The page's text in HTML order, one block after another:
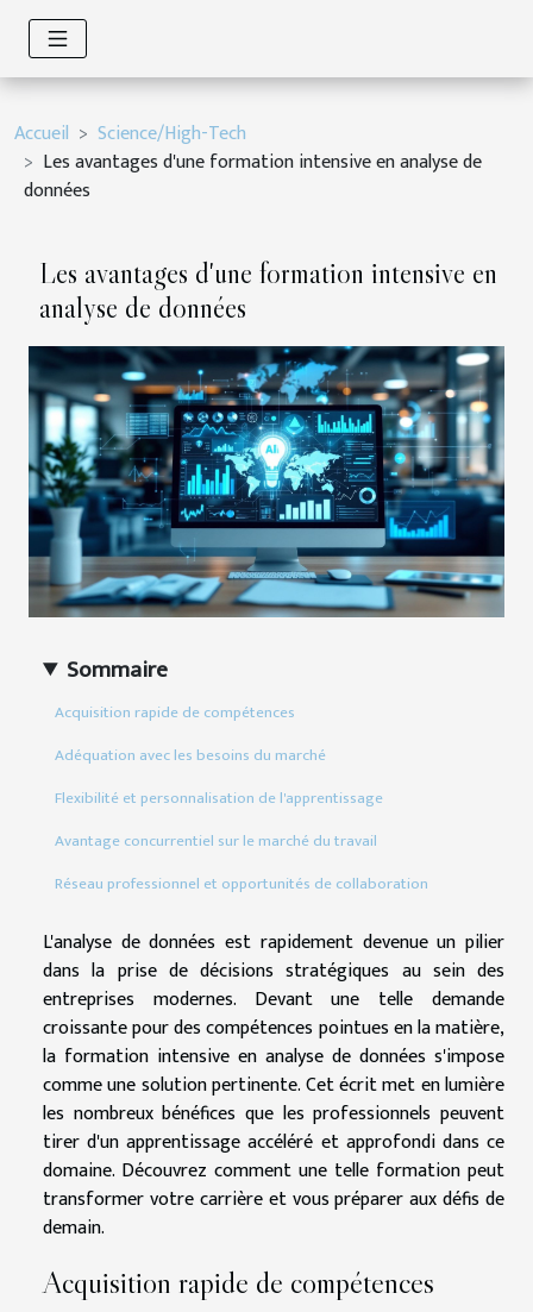
Accueil
Science/High-Tech
Les avantages d'une formation intensive en analyse de
données
Les avantages d'une formation intensive en
analyse de données
Sommaire
Acquisition rapide de compétences
Adéquation avec les besoins du marché
Flexibilité et personnalisation de l'apprentissage
Avantage concurrentiel sur le marché du travail
Réseau professionnel et opportunités de collaboration
L'analyse de données est rapidement devenue un pilier
dans la prise de décisions stratégiques au sein des
entreprises modernes. Devant une telle demande
croissante pour des compétences pointues en la matière,
la formation intensive en analyse de données s'impose
comme une solution pertinente. Cet écrit met en lumière
les nombreux bénéfices que les professionnels peuvent
tirer d'un apprentissage accéléré et approfondi dans ce
domaine. Découvrez comment une telle formation peut
transformer votre carrière et vous préparer aux défis de
demain.
Acquisition rapide de compétences